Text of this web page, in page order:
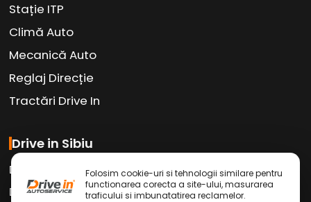
Stație ITP
Climă Auto
Mecanică Auto
Reglaj Direcție
Tractări Drive In
Drive in Sibiu
Drive in Car Wash
Drive in Cafe
Folosim cookie-uri si tehnologii similare pentru
functionarea corecta a site-ului, masurarea
traficului si imbunatatirea reclamelor.